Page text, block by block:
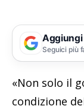
Aggiungi
Seguici più
«Non solo il
condizione